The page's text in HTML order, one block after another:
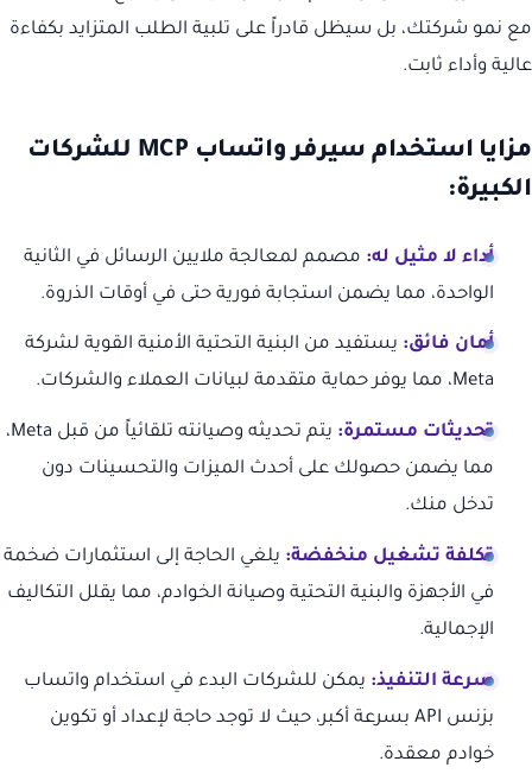
مع نمو شركتك، بل سيظل قادراً على تلبية الطلب المتزايد بكفاءة
عالية وأداء ثابت.
مزايا استخدام سيرفر واتساب MCP للشركات
الكبيرة:
أداء لا مثيل له: مصمم لمعالجة ملايين الرسائل في الثانية
الواحدة، مما يضمن استجابة فورية حتى في أوقات الذروة.
أمان فائق: يستفيد من البنية التحتية الأمنية القوية لشركة
Meta، مما يوفر حماية متقدمة لبيانات العملاء والشركات.
تحديثات مستمرة:
يتم تحديثه وصيانته تلقائياً من قبل Meta،
مما يضمن حصولك على أحدث الميزات والتحسينات دون
تدخل منك.
تكلفة تشغيل منخفضة: يلغي الحاجة إلى استثمارات ضخمة
في الأجهزة والبنية التحتية وصيانة الخوادم، مما يقلل التكاليف
الإجمالية.
سرعة التنفيذ: يمكن للشركات البدء في استخدام واتساب
بزنس API بسرعة أكبر، حيث لا توجد حاجة لإعداد أو تكوين
خوادم معقدة.